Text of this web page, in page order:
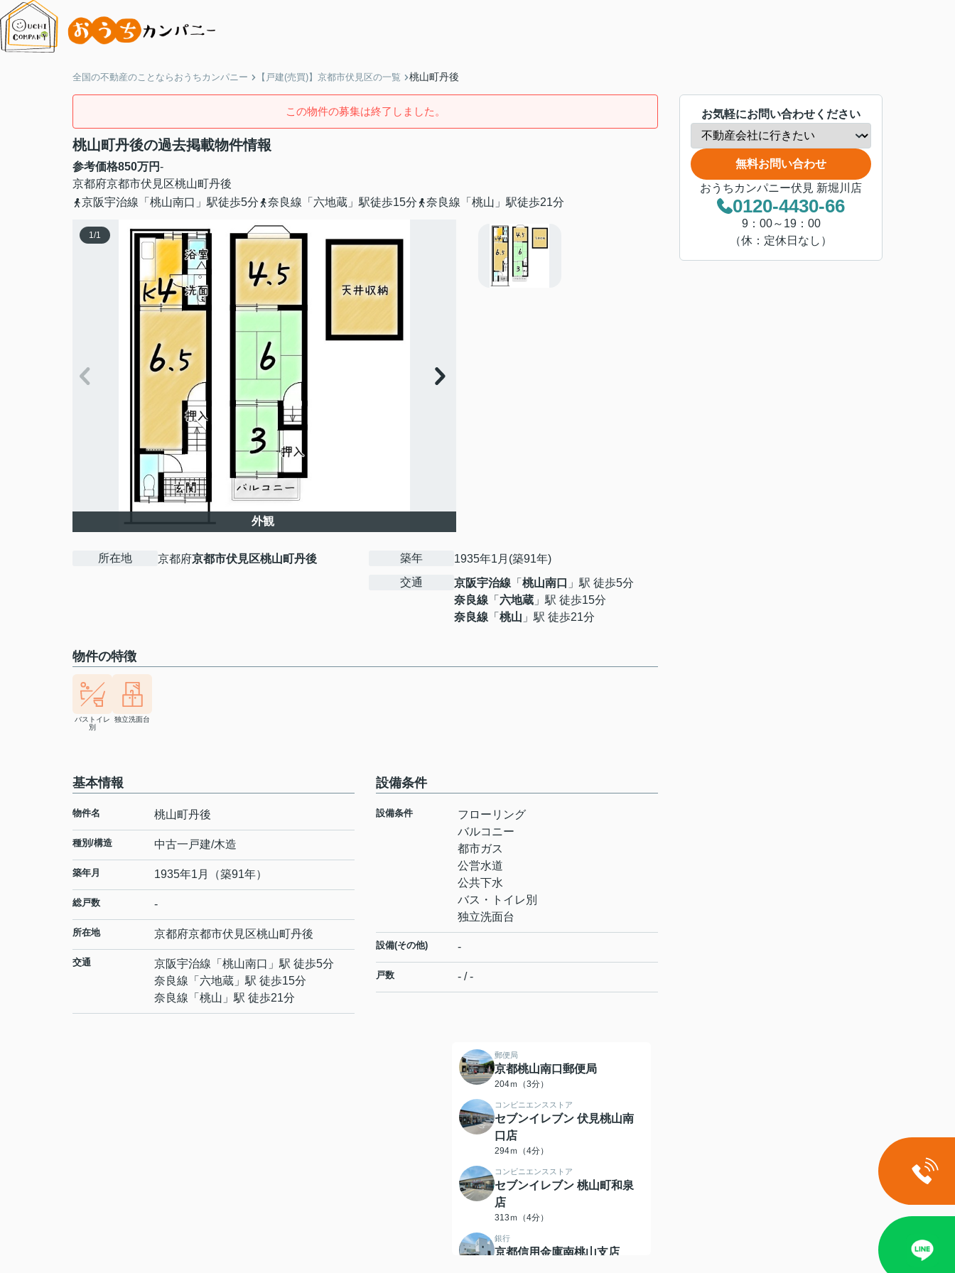
全国の不動産のことならおうちカンパニー 【戸建(売買)】京都市伏見区の一覧 桃山町丹後
この物件の募集は終了しました。
桃山町丹後の過去掲載物件情報
参考価格850万円-
京都府京都市伏見区桃山町丹後
京阪宇治線「桃山南口」駅徒歩5分
奈良線「六地蔵」駅徒歩15分 奈良線「桃山」駅徒歩21分
1/1
外観
所在地 京都府京都市伏見区桃山町丹後 築年
1935年1月(築91年)
交通
京阪宇治線 「 桃山南口 」駅 徒歩5分
奈良線 「 六地蔵 」駅 徒歩15分
奈良線 「 桃山 」駅 徒歩21分
物件の特徴
バストイレ
別
独立洗面台
基本情報
物件名 桃山町丹後
種別/構造 中古一戸建/木造
築年月 1935年1月（築91年）
総戸数 -
所在地 京都府京都市伏見区桃山町丹後
交通 京阪宇治線 「 桃山南口 」駅 徒歩5分
奈良線 「 六地蔵 」駅 徒歩15分
奈良線 「 桃山 」駅 徒歩21分
設備条件
設備条件
フローリング
バルコニー
都市ガス
公営水道
公共下水
バス・トイレ別
独立洗面台
設備(その他) -
戸数 - / -
郵便局
京都桃山南口郵便局
204ｍ（3分）
コンビニエンスストア
セブンイレブン 伏見桃山南
口店
294ｍ（4分）
コンビニエンスストア
セブンイレブン 桃山町和泉
店
313ｍ（4分）
銀行
京都信用金庫南桃山支店
お気軽にお問い合わせください
無料お問い合わせ
おうちカンパニー伏見 新堀川店
0120-4430-66
9：00～19：00
（休：定休日なし）